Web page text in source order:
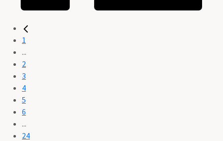
1
...
2
3
4
5
6
...
24